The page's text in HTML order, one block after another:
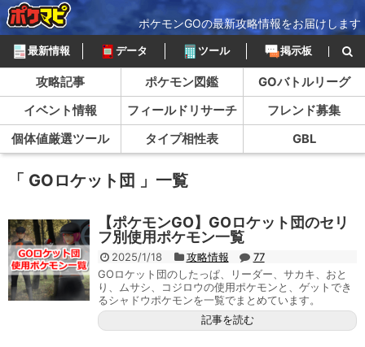
ポケモンGOの最新攻略情報をお届けします
最新情報 データ ツール 掲示板
攻略記事 ポケモン図鑑
GOバトルリーグ
イベント情報
フィールドリサーチ
フレンド募集
個体値厳選ツール
タイプ相性表 GBL
「 GOロケット団 」一覧
【ポケモンGO】GOロケット団のセリ
フ別使用ポケモン一覧
2025/1/18 攻略情報
77
GOロケット団のしたっぱ、リーダー、サカキ、おと
り、ムサシ、コジロウの使用ポケモンと、ゲットでき
るシャドウポケモンを一覧でまとめています。
記事を読む